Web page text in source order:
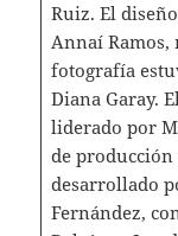
Ruiz. El
Annaí Ramos,
fotografía
Diana Garay.
liderado por
de
desarrollado
Fernández,